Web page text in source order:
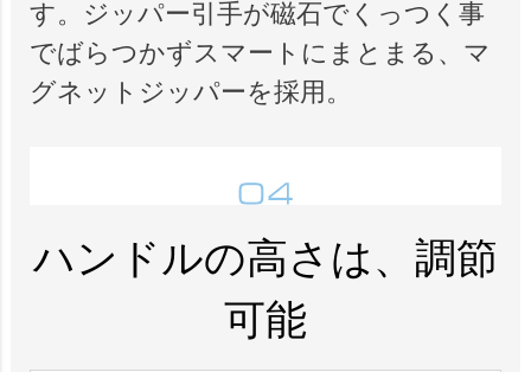
す。ジッパー引手が磁石でくっつく事
でばらつかずスマートにまとまる、マ
グネットジッパーを採用。
ハンドルの高さは、調節
可能